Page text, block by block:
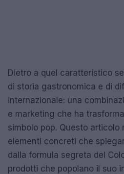
Dietro a quel caratteristico
di storia gastronomica e di
internazionale: una
e marketing che ha
simbolo pop. Questo articolo
elementi concreti che
dalla formula segreta del
prodotti che popolano il suo